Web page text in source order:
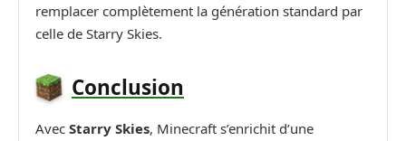
remplacer complètement la génération standard par
celle de Starry Skies.
Conclusion
Avec Starry Skies, Minecraft s’enrichit d’une